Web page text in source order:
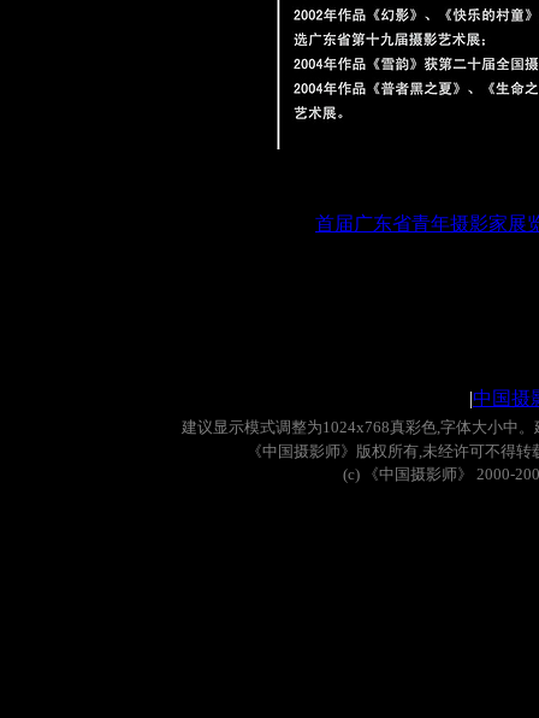
首届广东省青年摄影家展
|中国摄
建议显示模式调整为1024x768真彩色,字体大小中。
《中国摄影师》版权所有,未经许可不得转
(c)
《中国摄影师》 2000-200